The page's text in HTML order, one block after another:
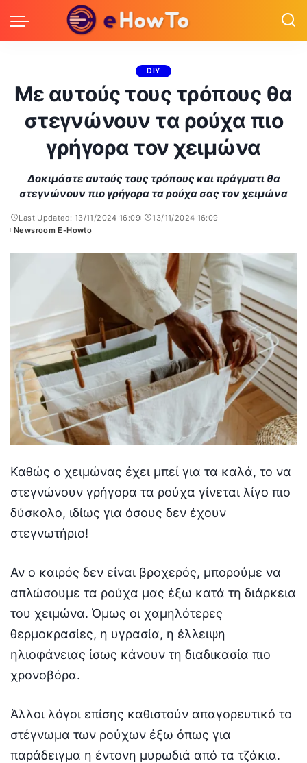
DIY
Με αυτούς τους τρόπους θα
στεγνώνουν τα ρούχα πιο
γρήγορα τον χειμώνα
Δοκιμάστε αυτούς τους τρόπους και πράγματι θα
στεγνώνουν πιο γρήγορα τα ρούχα σας τον χειμώνα
Last Updated: 13/11/2024 16:09
13/11/2024 16:09
Posted
Newsroom E-Howto
Καθώς ο χειμώνας έχει μπεί για τα καλά, το να
στεγνώνουν γρήγορα τα ρούχα γίνεται λίγο πιο
δύσκολο, ιδίως για όσους δεν έχουν
στεγνωτήριο!
Αν ο καιρός δεν είναι βροχερός, μπορούμε να
απλώσουμε τα ρούχα μας έξω κατά τη διάρκεια
του χειμώνα. Όμως οι χαμηλότερες
θερμοκρασίες, η υγρασία, η έλλειψη
ηλιοφάνειας ίσως κάνουν τη διαδικασία πιο
χρονοβόρα.
Άλλοι λόγοι επίσης καθιστούν απαγορευτικό το
στέγνωμα των ρούχων έξω όπως για
παράδειγμα η έντονη μυρωδιά από τα τζάκια.